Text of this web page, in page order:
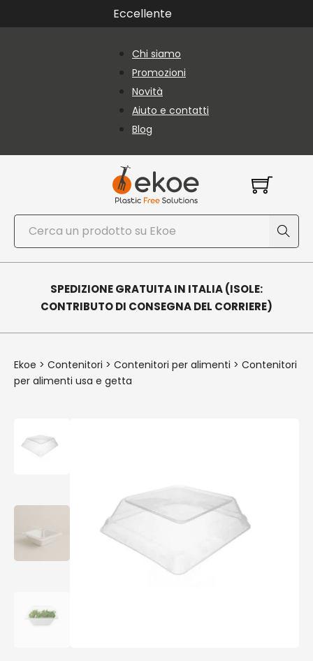
Vai al contenuto principale
Vai al piè di paginaEccellente
Chi siamo
Promozioni
Novità
Aiuto e contatti
Blog
Cerca
SPEDIZIONE GRATUITA IN ITALIA (ISOLE:
CONTRIBUTO DI CONSEGNA DEL CORRIERE)
Ekoe > Contenitori > Contenitori per alimenti > Contenitori
per alimenti usa e getta